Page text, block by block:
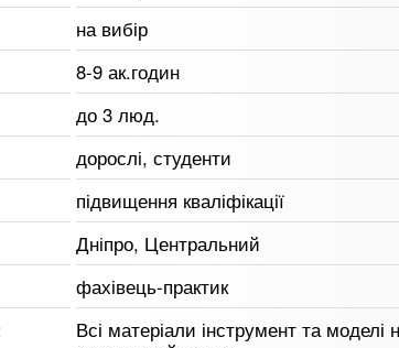
на вибір
8-9 ак.годин
до 3 люд.
дорослі, студенти
підвищення кваліфікації
Дніпро, Центральний
фахівець-практик
Всі матеріали інструмент та моделі